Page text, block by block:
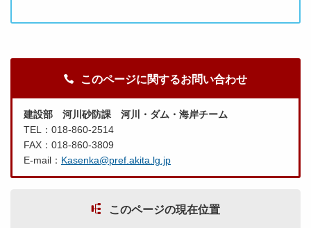
このページに関するお問い合わせ
建設部 河川砂防課 河川・ダム・海岸チーム
TEL：018-860-2514
FAX：018-860-3809
E-mail： Kasenka@pref.akita.lg.jp
このページの現在位置